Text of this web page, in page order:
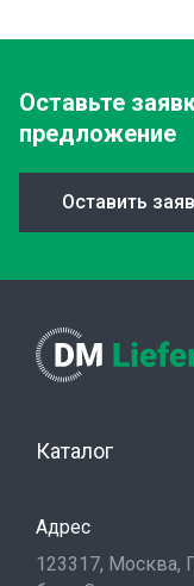
Оставьте
предложение
Оставить
Каталог
Адрес
123317, Москва,